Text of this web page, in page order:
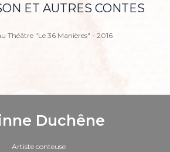
ET AUTRES CONTES
Théâtre "Le 36 Manières" - 2016
Duchêne
Artiste conteuse